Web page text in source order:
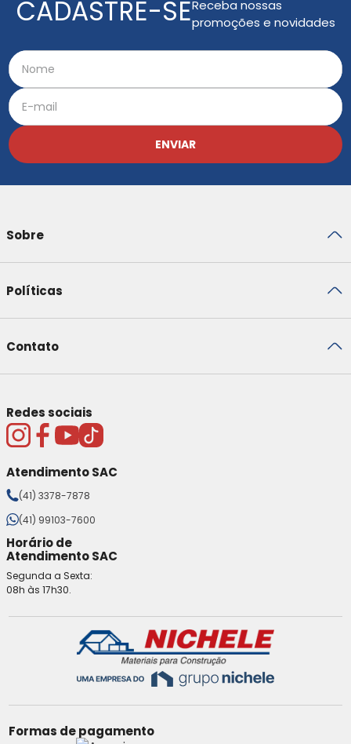
CADASTRE-SEReceba nossas
promoções e novidades
ENVIAR
Sobre
Políticas
Contato
Redes sociais
Atendimento SAC
(41) 3378-7878
(41) 99103-7600
Horário de
Atendimento SAC
Segunda a Sexta:
08h às 17h30.
Formas de pagamento